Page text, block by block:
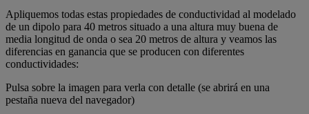
Apliquemos todas estas propiedades de conductividad al modelado
de un dipolo para 40 metros situado a una altura muy buena de
media longitud de onda o sea 20 metros de altura y veamos las
diferencias en ganancia que se producen con diferentes
conductividades:
Pulsa sobre la imagen para verla con detalle (se abrirá en una
pestaña nueva del navegador)